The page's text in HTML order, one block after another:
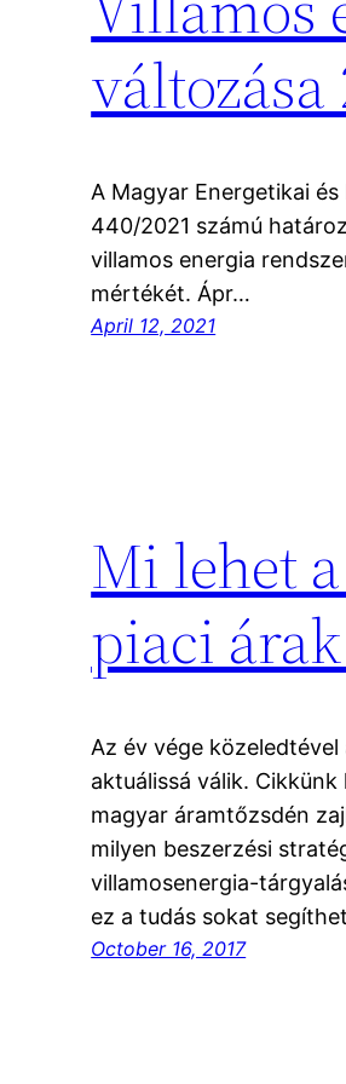
A Magyar Energetikai
440/2021 számú
villamos energia
mértékét. Ápr…
April 12, 2021
Mi lehet
piaci
Az év vége
aktuálissá válik.
magyar áramtőzsdén
milyen beszerzési
villamosenergia-
ez a tudás sokat
October 16, 2017